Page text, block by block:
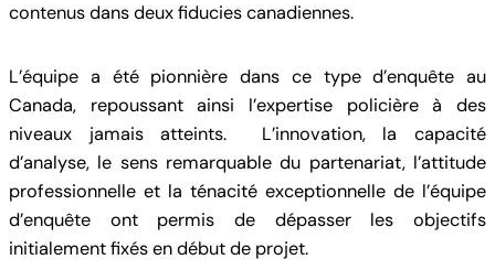
contenus dans deux fiducies canadiennes.
L’équipe a été pionnière dans ce type d’enquête au
Canada, repoussant ainsi l’expertise policière à des
niveaux jamais atteints. L’innovation, la capacité
d’analyse, le sens remarquable du partenariat, l’attitude
professionnelle et la ténacité exceptionnelle de l’équipe
d’enquête ont permis de dépasser les objectifs
initialement fixés en début de projet.